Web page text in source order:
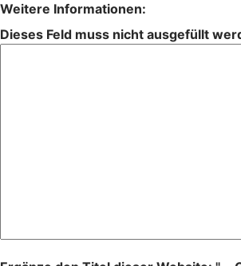
Weitere Informationen:
Dieses Feld muss nicht ausgefüllt